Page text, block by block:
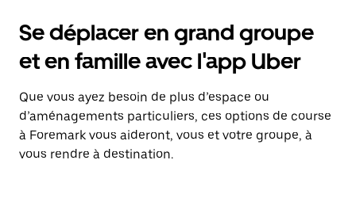
Se déplacer en grand groupe
et en famille avec l'app Uber
Que vous ayez besoin de plus d’espace ou
d’aménagements particuliers, ces options de course
à Foremark vous aideront, vous et votre groupe, à
vous rendre à destination.